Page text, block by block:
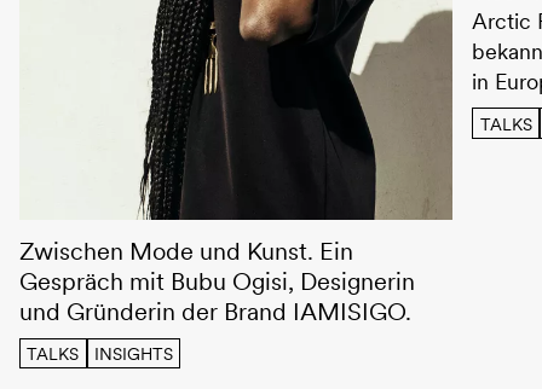
Zwischen Mode und Kunst. Ein
Gespräch mit Bubu Ogisi, Designerin
und Gründerin der Brand IAMISIGO.
TALKS INSIGHTS
Arctic
in
TALKS